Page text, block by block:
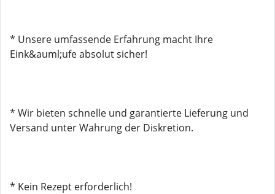
* Unsere umfassende Erfahrung macht Ihre
Eink&auml;ufe absolut sicher!
* Wir bieten schnelle und garantierte Lieferung und
Versand unter Wahrung der Diskretion.
* Kein Rezept erforderlich!